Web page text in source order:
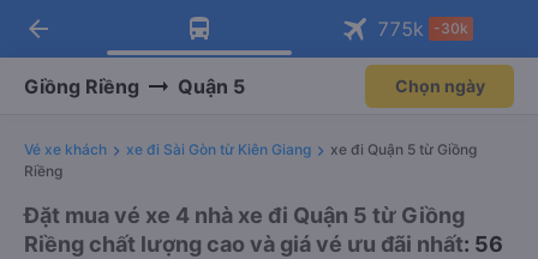
Tải app Vexere ngay!
Nhận ưu đãi thành viên độc
Mở app
Tải app Vexere
-30k/ghế khi đặt vé máy bay qua
Mở app
arrow_back 775k -30k
Giồng Riềng Quận 5 Chọn ngày
Vé xe khách xe đi Sài Gòn từ Kiên Giang
xe đi Quận 5 từ Giồng
Riềng
Đặt mua vé xe 4 nhà xe đi Quận 5 từ Giồng
Riềng chất lượng cao và giá vé ưu đãi nhất: 56